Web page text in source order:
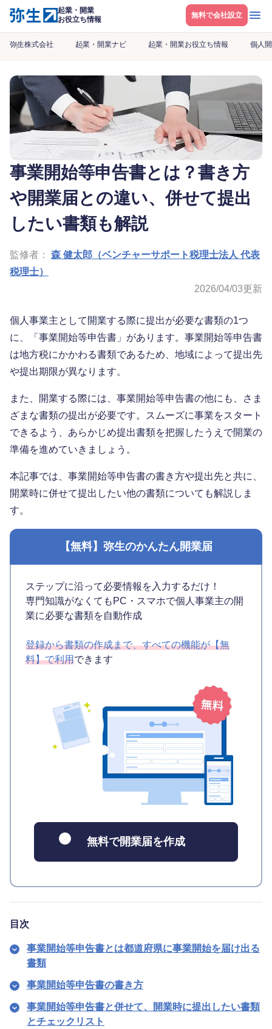
起業・開業
お役立ち情報
無料で会社設立 メニ
弥生株式会社 起業・開業ナビ 起業・開業お役立ち情報 個人
事業開始等申告書とは？書き方
や開業届との違い、併せて提出
したい書類も解説
監修者： 森 健太郎（ベンチャーサポート税理士法人 代表
税理士）
2026/04/03更新
個人事業主として開業する際に提出が必要な書類の1つ
に、「事業開始等申告書」があります。事業開始等申告書
は地方税にかかわる書類であるため、地域によって提出先
や提出期限が異なります。
また、開業する際には、事業開始等申告書の他にも、さま
ざまな書類の提出が必要です。スムーズに事業をスタート
できるよう、あらかじめ提出書類を把握したうえで開業の
準備を進めていきましょう。
本記事では、事業開始等申告書の書き方や提出先と共に、
開業時に併せて提出したい他の書類についても解説しま
す。
【無料】弥生のかんたん開業届
ステップに沿って必要情報を入力するだけ！
専門知識がなくてもPC・スマホで個人事業主の開
業に必要な書類を自動作成
登録から書類の作成まで、すべての機能が【無
料】で利用できます
無料で開業届を作成
目次
事業開始等申告書とは都道府県に事業開始を届け出る
書類
事業開始等申告書の書き方
事業開始等申告書と併せて、開業時に提出したい書類
とチェックリスト